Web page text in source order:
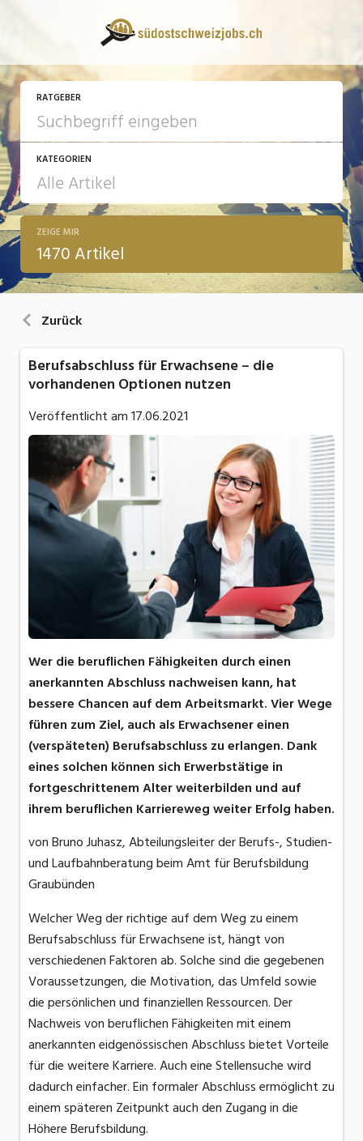
RATGEBER
KATEGORIEN
13 Fragen - 13 Antworten
Arbeit
ZEIGE MIR
1470 Artikel
Zurück
Berufsabschluss für Erwachsene – die
vorhandenen Optionen nutzen
Veröffentlicht am17.06.2021
Wer die beruflichen Fähigkeiten durch einen
anerkannten Abschluss nachweisen kann, hat
bessere Chancen auf dem Arbeitsmarkt. Vier Wege
führen zum Ziel, auch als Erwachsener einen
(verspäteten) Berufsabschluss zu erlangen. Dank
eines solchen können sich Erwerbstätige in
fortgeschrittenem Alter weiterbilden und auf
ihrem beruflichen Karriereweg weiter Erfolg haben.
von Bruno Juhasz, Abteilungsleiter der Berufs-, Studien-
und Laufbahnberatung beim Amt für Berufsbildung
Graubünden
Welcher Weg der richtige auf dem Weg zu einem
Berufsabschluss für Erwachsene ist, hängt von
verschiedenen Faktoren ab. Solche sind die gegebenen
Voraussetzungen, die Motivation, das Umfeld sowie
die persönlichen und finanziellen Ressourcen. Der
Nachweis von beruflichen Fähigkeiten mit einem
anerkannten eidgenössischen Abschluss bietet Vorteile
für die weitere Karriere. Auch eine Stellensuche wird
dadurch einfacher. Ein formaler Abschluss ermöglicht zu
einem späteren Zeitpunkt auch den Zugang in die
Höhere Berufsbildung.